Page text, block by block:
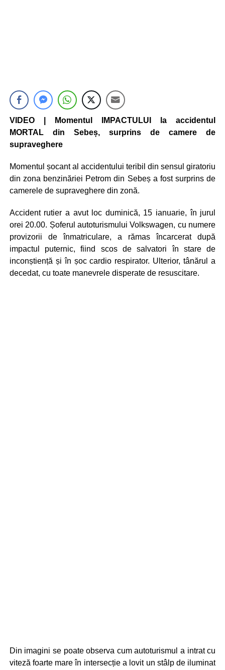
VIDEO | Momentul IMPACTULUI la accidentul
MORTAL din Sebeș, surprins de camere de
supraveghere
Momentul șocant al accidentului teribil din sensul giratoriu
din zona benzinăriei Petrom din Sebeș a fost surprins de
camerele de supraveghere din zonă.
Accident rutier a avut loc duminică, 15 ianuarie, în jurul
orei 20.00. Șoferul autoturismului Volkswagen, cu numere
provizorii de înmatriculare, a rămas încarcerat după
impactul puternic, fiind scos de salvatori în stare de
inconștiență și în șoc cardio respirator. Ulterior, tânărul a
decedat, cu toate manevrele disperate de resuscitare.
Din imagini se poate observa cum autoturismul a intrat cu
viteză foarte mare în intersecție a lovit un stâlp de iluminat